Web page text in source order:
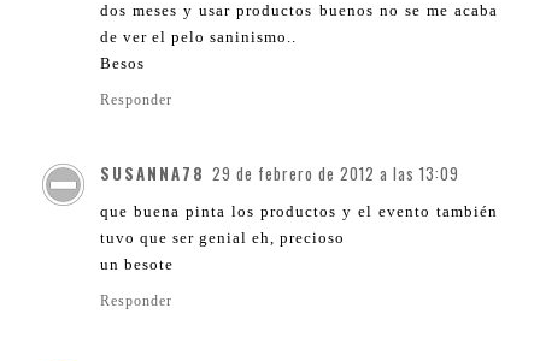
dos meses y usar productos buenos no se me acaba
de ver el pelo saninismo..
Besos
Responder
SUSANNA78 29 de febrero de 2012 a las 13:09
que buena pinta los productos y el evento también
tuvo que ser genial eh, precioso
un besote
Responder